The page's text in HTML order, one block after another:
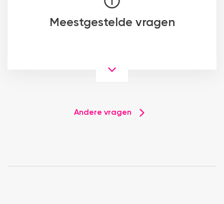
Meestgestelde vragen
Andere vragen